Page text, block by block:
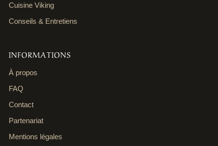
Cuisine Viking
Conseils & Entretiens
INFORMATIONS
À propos
FAQ
Contact
Partenariat
Mentions légales